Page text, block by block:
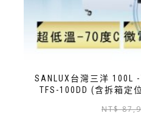
SANLUX台灣三洋 100L
TFS-100DD (含拆箱定
NT$